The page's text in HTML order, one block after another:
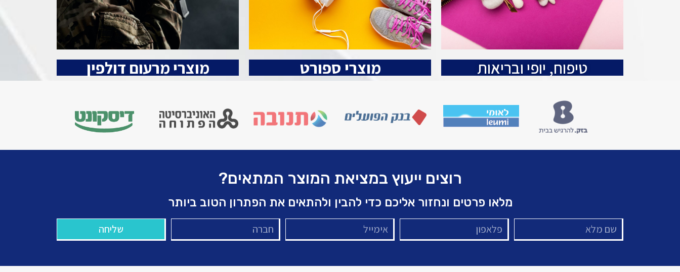
טיפוח, יופי ובריאות מוצרי ספורט מוצרי מרעום דולפין
רוצים ייעוץ במציאת המוצר המתאים?
מלאו פרטים ונחזור אליכם כדי להבין ולהתאים את הפתרון הטוב ביותר
שליחה